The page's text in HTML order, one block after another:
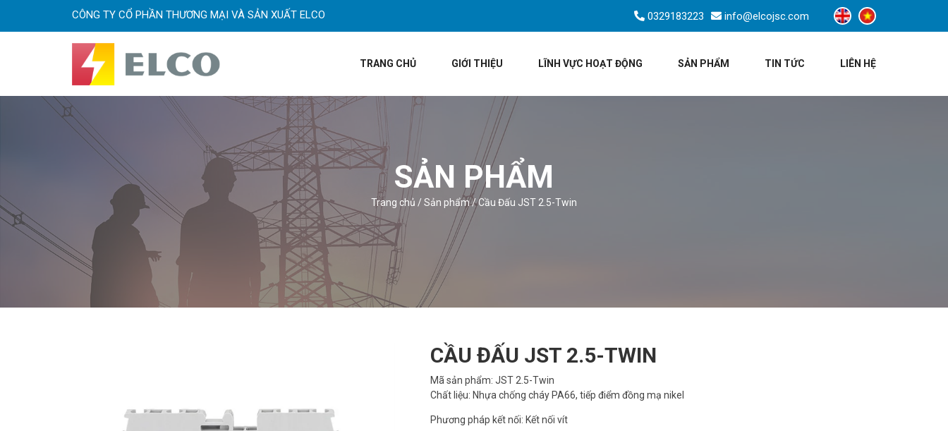
CÔNG TY CỔ PHẦN THƯƠNG MẠI VÀ SẢN XUẤT ELCO 0329183223 info@elcojsc.com
TRANG CHỦ GIỚI THIỆU LĨNH VỰC HOẠT ĐỘNG SẢN PHẨM TIN TỨC LIÊN HỆ
SẢN PHẨM
Trang chủ / Sản phẩm/Cầu Đấu JST 2.5-Twin
CẦU ĐẤU JST 2.5-TWIN
Mã sản phẩm: JST 2.5-Twin
Chất liệu: Nhựa chống cháy PA66, tiếp điểm đồng mạ nikel
Phương pháp kết nối: Kết nối vít